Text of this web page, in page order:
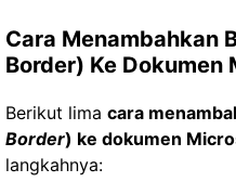
Cara Menambahkan
Border) Ke Dokumen
Berikut lima cara
Border) ke dokumen
langkahnya: